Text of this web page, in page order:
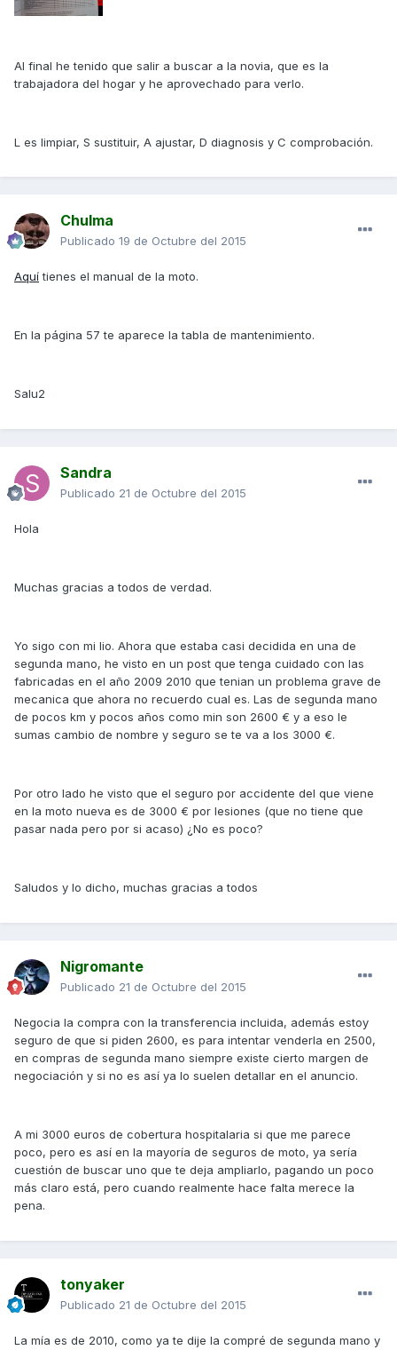
Al final he tenido que salir a buscar a la novia, que es la
trabajadora del hogar y he aprovechado para verlo.
L es limpiar, S sustituir, A ajustar, D diagnosis y C comprobación.
Chulma
Publicado 19 de Octubre del 2015
Aquítienes el manual de la moto.
En la página 57 te aparece la tabla de mantenimiento.
Salu2
Sandra
Publicado 21 de Octubre del 2015
Hola
Muchas gracias a todos de verdad.
Yo sigo con mi lio. Ahora que estaba casi decidida en una de
segunda mano, he visto en un post que tenga cuidado con las
fabricadas en el año 2009 2010 que tenian un problema grave de
mecanica que ahora no recuerdo cual es. Las de segunda mano
de pocos km y pocos años como min son 2600 € y a eso le
sumas cambio de nombre y seguro se te va a los 3000 €.
Por otro lado he visto que el seguro por accidente del que viene
en la moto nueva es de 3000 € por lesiones (que no tiene que
pasar nada pero por si acaso) ¿No es poco?
Saludos y lo dicho, muchas gracias a todos
Nigromante
Publicado 21 de Octubre del 2015
Negocia la compra con la transferencia incluida, además estoy
seguro de que si piden 2600, es para intentar venderla en 2500,
en compras de segunda mano siempre existe cierto margen de
negociación y si no es así ya lo suelen detallar en el anuncio.
A mi 3000 euros de cobertura hospitalaria si que me parece
poco, pero es así en la mayoría de seguros de moto, ya sería
cuestión de buscar uno que te deja ampliarlo, pagando un poco
más claro está, pero cuando realmente hace falta merece la
pena.
tonyaker
Publicado 21 de Octubre del 2015
La mía es de 2010, como ya te dije la compré de segunda mano y